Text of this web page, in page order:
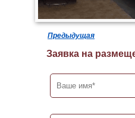
Предыдущая
Заявка на